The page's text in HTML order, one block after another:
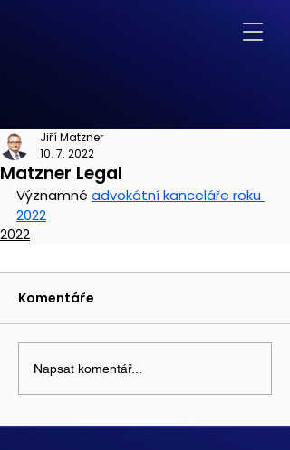
Matzner Legal
Jiří Matzner
10. 7. 2022
Významné advokátní kanceláře roku
2022
2022
Komentáře
Napsat komentář...